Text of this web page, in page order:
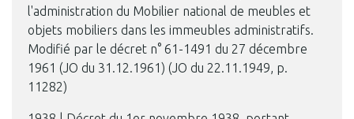
l'administration du Mobilier national de meubles et
objets mobiliers dans les immeubles administratifs.
Modifié par le décret n° 61-1491 du 27 décembre
1961 (JO du 31.12.1961) (JO du 22.11.1949, p.
11282)